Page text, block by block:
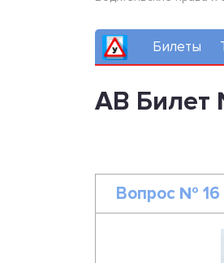
Билеты
AB
Вопрос № 16